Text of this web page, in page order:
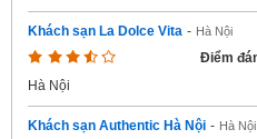
Khách sạn La Dolce Vita - Hà Nội
Điểm
Hà Nội
Khách sạn Authentic Hà Nội - Hà Nội